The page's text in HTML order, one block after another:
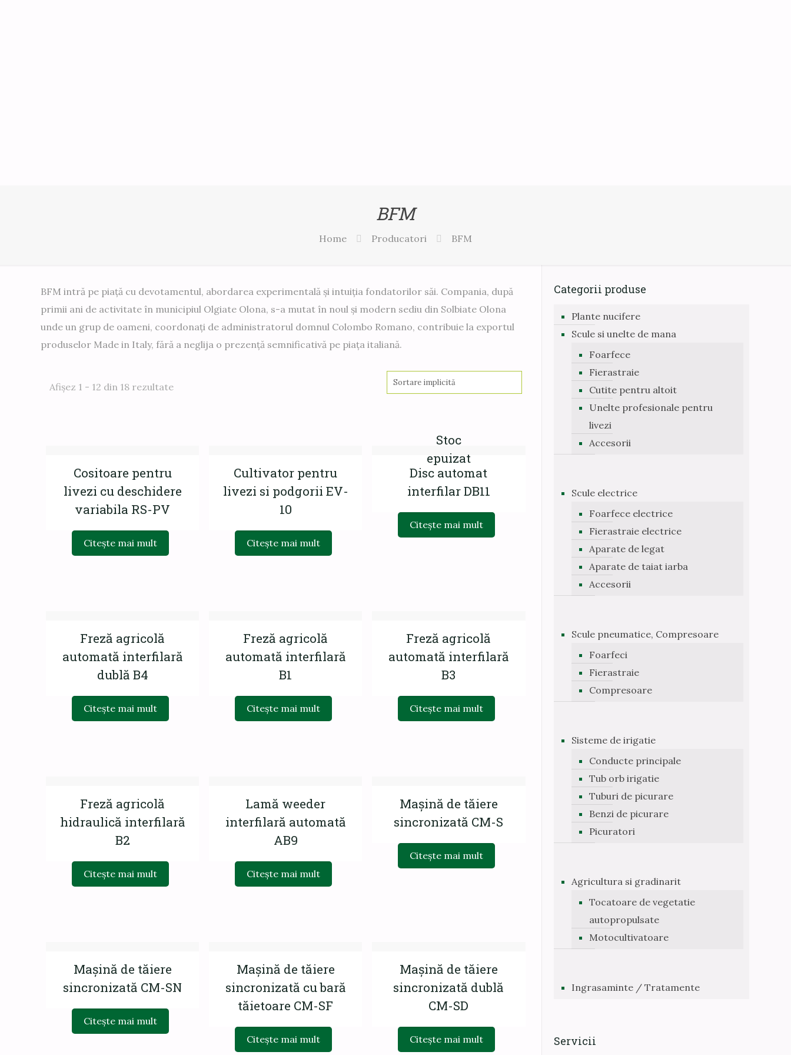
BFM
Home Producatori BFM
BFM intră pe piață cu devotamentul, abordarea experimentală și intuiția fondatorilor săi. Compania, după
primii ani de activitate în municipiul Olgiate Olona, ​​s-a mutat în noul și modern sediu din Solbiate Olona
unde un grup de oameni, coordonați de administratorul domnul Colombo Romano, contribuie la exportul
produselor Made in Italy, fără a neglija o prezenţă semnificativă pe piaţa italiană.
Afișez 1 - 12 din 18 rezultate
Cositoare pentru
livezi cu deschidere
variabila RS-PV
Citește mai mult
Cultivator pentru
livezi si podgorii EV-
10
Citește mai mult
Stoc
epuizat
Disc automat
interfilar DB11
Citește mai mult
Freză agricolă
automată interfilară
dublă B4
Citește mai mult
Freză agricolă
automată interfilară
B1
Citește mai mult
Freză agricolă
automată interfilară
B3
Citește mai mult
Freză agricolă
hidraulică interfilară
B2
Citește mai mult
Lamă weeder
interfilară automată
AB9
Citește mai mult
Mașină de tăiere
sincronizată CM-S
Citește mai mult
Mașină de tăiere
sincronizată CM-SN
Citește mai mult
Mașină de tăiere
sincronizată cu bară
tăietoare CM-SF
Citește mai mult
Mașină de tăiere
sincronizată dublă
CM-SD
Citește mai mult
Categorii produse
Plante nucifere
Scule si unelte de mana
Foarfece
Fierastraie
Cutite pentru altoit
Unelte profesionale pentru
livezi
Accesorii
Scule electrice
Foarfece electrice
Fierastraie electrice
Aparate de legat
Aparate de taiat iarba
Accesorii
Scule pneumatice, Compresoare
Foarfeci
Fierastraie
Compresoare
Sisteme de irigatie
Conducte principale
Tub orb irigatie
Tuburi de picurare
Benzi de picurare
Picuratori
Agricultura si gradinarit
Tocatoare de vegetatie
autopropulsate
Motocultivatoare
Ingrasaminte / Tratamente
Servicii